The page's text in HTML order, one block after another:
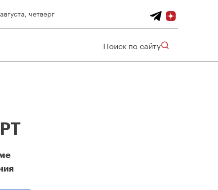
четверг
Поиск по сайту